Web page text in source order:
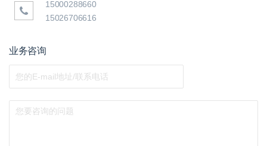
15000288660
15026706616
业务咨询